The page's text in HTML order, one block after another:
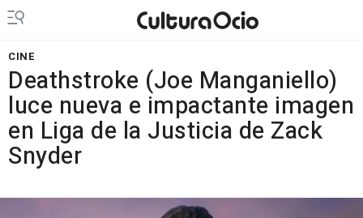
CINE
Deathstroke (Joe Manganiello)
luce nueva e impactante imagen
en Liga de la Justicia de Zack
Snyder